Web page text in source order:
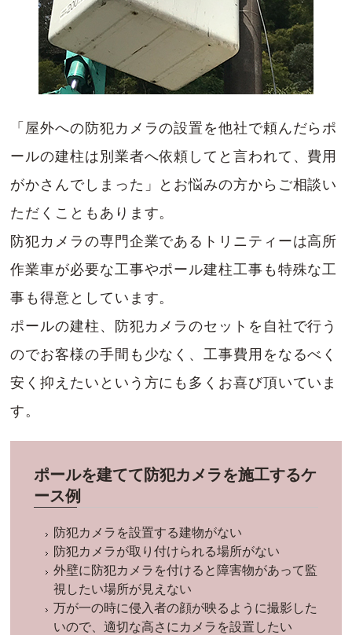
「屋外への防犯カメラの設置を他社で頼んだらポ
ールの建柱は別業者へ依頼してと言われて、費用
がかさんでしまった」とお悩みの方からご相談い
ただくこともあります。
防犯カメラの専門企業であるトリニティーは高所
作業車が必要な工事やポール建柱工事も特殊な工
事も得意としています。
ポールの建柱、防犯カメラのセットを自社で行う
のでお客様の手間も少なく、工事費用をなるべく
安く抑えたいという方にも多くお喜び頂いていま
す。
ポールを建てて防犯カメラを施工するケ
ース例
防犯カメラを設置する建物がない
防犯カメラが取り付けられる場所がない
外壁に防犯カメラを付けると障害物があって監
視したい場所が見えない
万が一の時に侵入者の顔が映るように撮影した
いので、適切な高さにカメラを設置したい